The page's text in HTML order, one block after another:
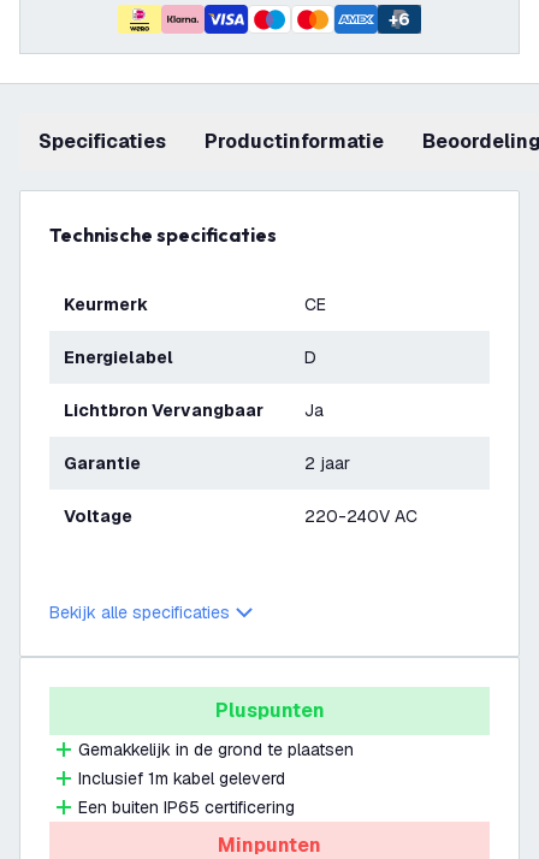
+6
Specificaties productinformatie
Technische specificaties
Keurmerk CE
Energielabel D
Lichtbron Vervangbaar Ja
Garantie 2 jaar
Voltage 220-240V AC
Bekijk alle specificaties
Pluspunten
Gemakkelijk in de grond te plaatsen
Inclusief 1m kabel geleverd
Een buiten IP65 certificering
Minpunten